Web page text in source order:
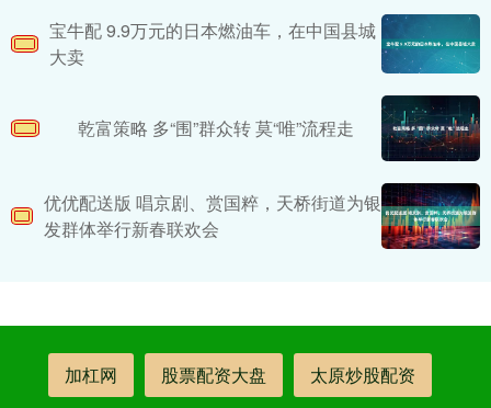
宝牛配 9.9万元的日本燃油车，在中国县城
大卖
乾富策略 多“围”群众转 莫“唯”流程走
优优配送版 唱京剧、赏国粹，天桥街道为银
发群体举行新春联欢会
加杠网 股票配资大盘 太原炒股配资